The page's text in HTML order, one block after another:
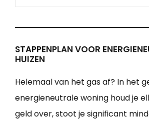
STAPPENPLAN VOOR
HUIZEN
Helemaal van het gas af? In het
energieneutrale woning houd je
geld over, stoot je significant